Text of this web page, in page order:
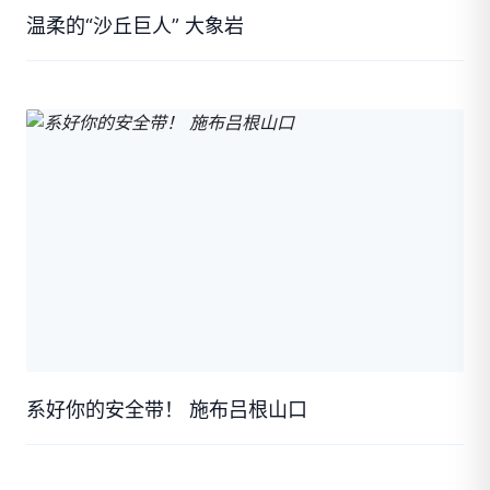
温柔的“沙丘巨人” 大象岩
系好你的安全带！ 施布吕根山口